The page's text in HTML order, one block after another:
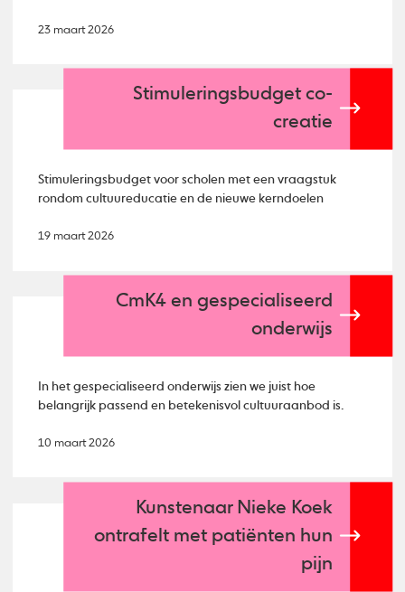
23 maart 2026
Stimuleringsbudget co-
creatie
Stimuleringsbudget voor scholen met een vraagstuk
rondom cultuureducatie en de nieuwe kerndoelen
19 maart 2026
CmK4 en gespecialiseerd
onderwijs
In het gespecialiseerd onderwijs zien we juist hoe
belangrijk passend en betekenisvol cultuuraanbod is.
10 maart 2026
Kunstenaar Nieke Koek
ontrafelt met patiënten hun
pijn